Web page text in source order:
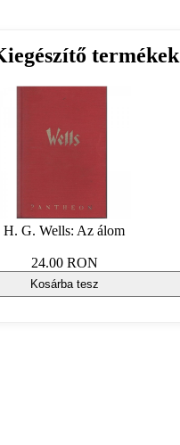
termékek
H. G. Wells: Az álom
24.00 RON
Kosárba tesz